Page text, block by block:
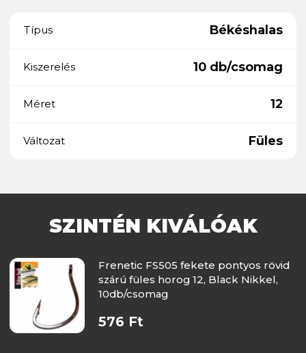
Típus Békéshalas
Kiszerelés 10 db/csomag
Méret 12
Változat Füles
SZINTÉN KIVÁLÓAK
Frenetic FS505 fekete pontyos rövid
szárú füles horog 12, Black Nikkel,
10db/csomag
576 Ft